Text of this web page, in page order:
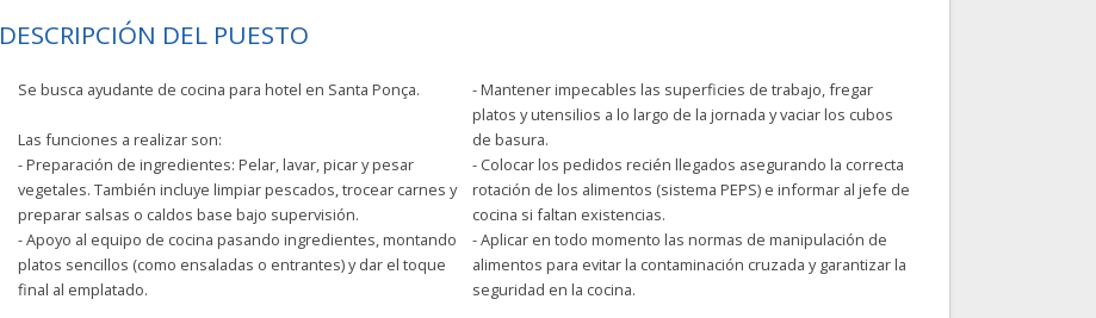
DESCRIPCIÓN DEL PUESTO
Se busca ayudante de cocina para hotel en Santa Ponça.
Las funciones a realizar son:
- Preparación de ingredientes: Pelar, lavar, picar y pesar
vegetales. También incluye limpiar pescados, trocear carnes y
preparar salsas o caldos base bajo supervisión.
- Apoyo al equipo de cocina pasando ingredientes, montando
platos sencillos (como ensaladas o entrantes) y dar el toque
final al emplatado.
- Mantener impecables las superficies de trabajo, fregar
platos y utensilios a lo largo de la jornada y vaciar los cubos
de basura.
- Colocar los pedidos recién llegados asegurando la correcta
rotación de los alimentos (sistema PEPS) e informar al jefe de
cocina si faltan existencias.
- Aplicar en todo momento las normas de manipulación de
alimentos para evitar la contaminación cruzada y garantizar la
seguridad en la cocina.